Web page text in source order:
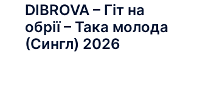
DIBROVA – Гіт на
обрії – Така молода
(Сингл) 2026